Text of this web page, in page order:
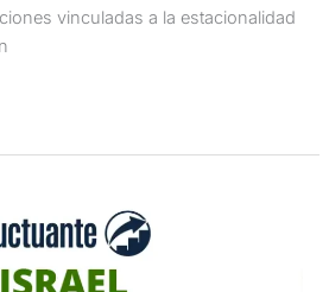
vinculadas a la estacionalidad